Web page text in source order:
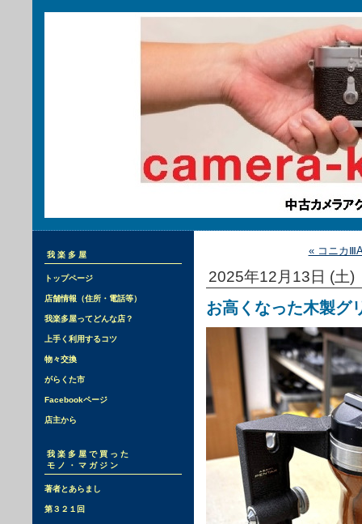
我楽多屋
トップページ
店舗情報（住所・電話等）
我楽多屋ってどんな店？
上手く利用するコツ
物々交換
がらくた市
Facebookページ
店主から
我楽多屋で買った
モノ・マガジン
著者とあらまし
第３２１回
« コニカⅢA
2025年12月13日 (土)
お高くなった木製グ